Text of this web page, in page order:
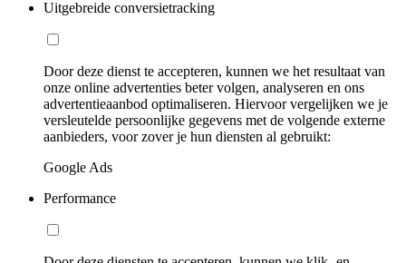
Uitgebreide conversietracking
Door deze dienst te accepteren, kunnen we het resultaat van
onze online advertenties beter volgen, analyseren en ons
advertentieaanbod optimaliseren. Hiervoor vergelijken we je
versleutelde persoonlijke gegevens met de volgende externe
aanbieders, voor zover je hun diensten al gebruikt:
Google Ads
Performance